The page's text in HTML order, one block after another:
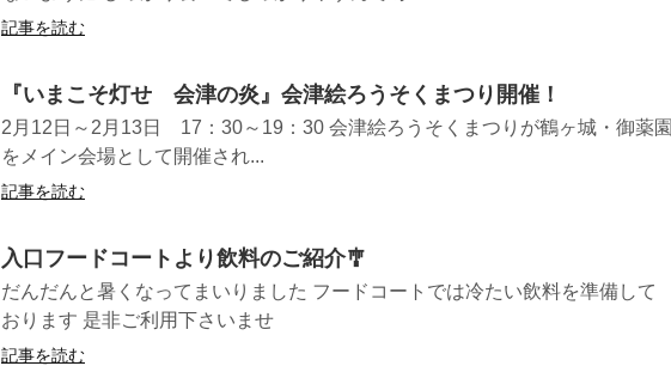
記事を読む
『いまこそ灯せ 会津の炎』会津絵ろうそくまつり開催！
2月12日～2月13日 17：30～19：30 会津絵ろうそくまつりが鶴ヶ城・御薬園
をメイン会場として開催され...
記事を読む
入口フードコートより飲料のご紹介🎐
だんだんと暑くなってまいりました フードコートでは冷たい飲料を準備して
おります 是非ご利用下さいませ
記事を読む